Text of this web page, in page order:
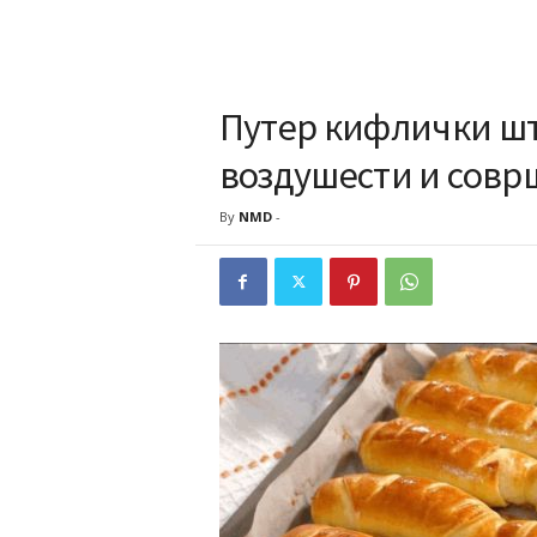
Путер кифлички
воздушести и
By NMD-